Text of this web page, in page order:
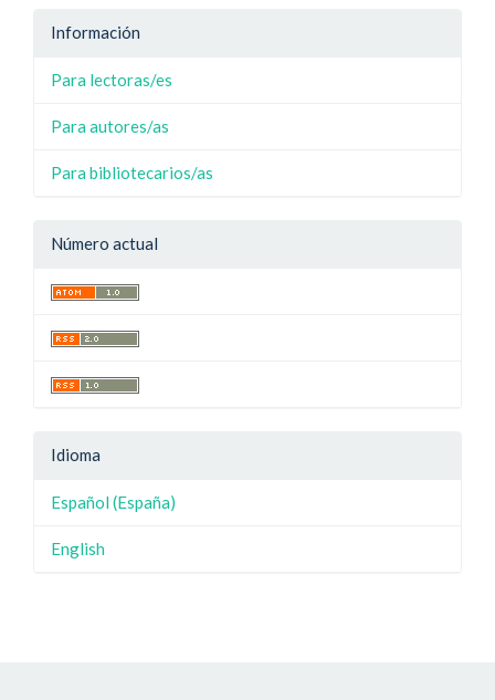
Información
Para lectoras/es
Para autores/as
Para bibliotecarios/as
Número actual
Idioma
Español (España)
English